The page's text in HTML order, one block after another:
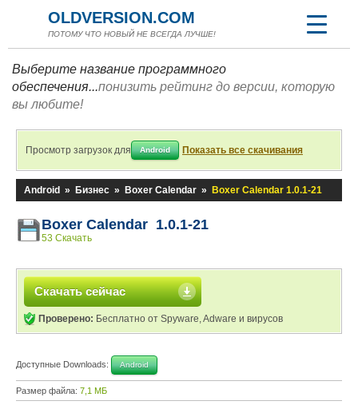
OLDVERSION.COM
ПОТОМУ ЧТО НОВЫЙ НЕ ВСЕГДА ЛУЧШЕ!
Выберите название программного
обеспечения...понизить рейтинг до версии, которую
вы любите!
Просмотр загрузок для Android Показать все скачивания
Android » Бизнес » Boxer Calendar » Boxer Calendar 1.0.1-21
Boxer Calendar 1.0.1-21
53 Скачать
Скачать сейчас
Проверено: Бесплатно от Spyware, Adware и вирусов
Доступные Downloads: Android
Размер файла: 7,1 МБ